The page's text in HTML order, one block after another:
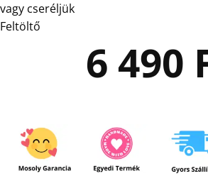
vagy cseréljük
Feltöltő
6 490